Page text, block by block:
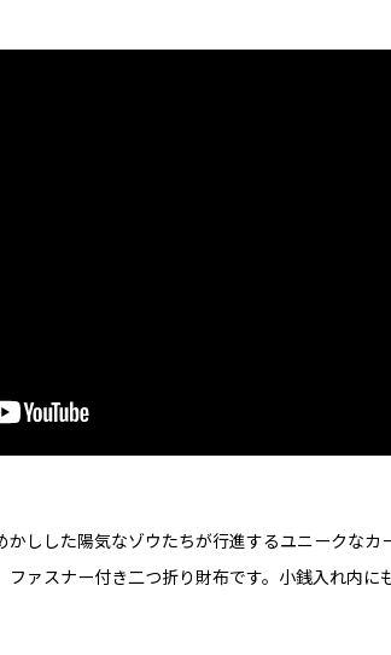
しした陽気なゾウたちが行進するユニークなカ
ァスナー付き二つ折り財布です。小銭入れ内に